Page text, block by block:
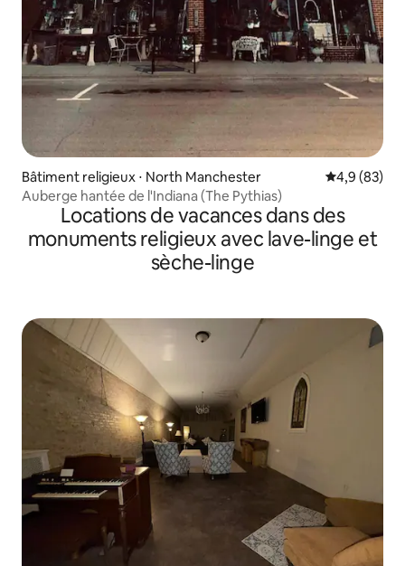
Bâtiment religieux ⋅ North Manchester Évaluation
4,9 (83)
Auberge hantée de l'Indiana (The Pythias)
Locations de vacances dans des
monuments religieux avec lave-linge et
sèche-linge